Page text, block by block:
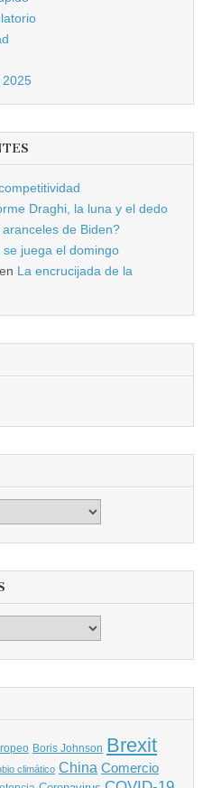
2025
Draghi, la luna y el dedo
de Biden?
juega el domingo
en La encrucijada de la
Boris Johnson Brexit
climático China Comercio